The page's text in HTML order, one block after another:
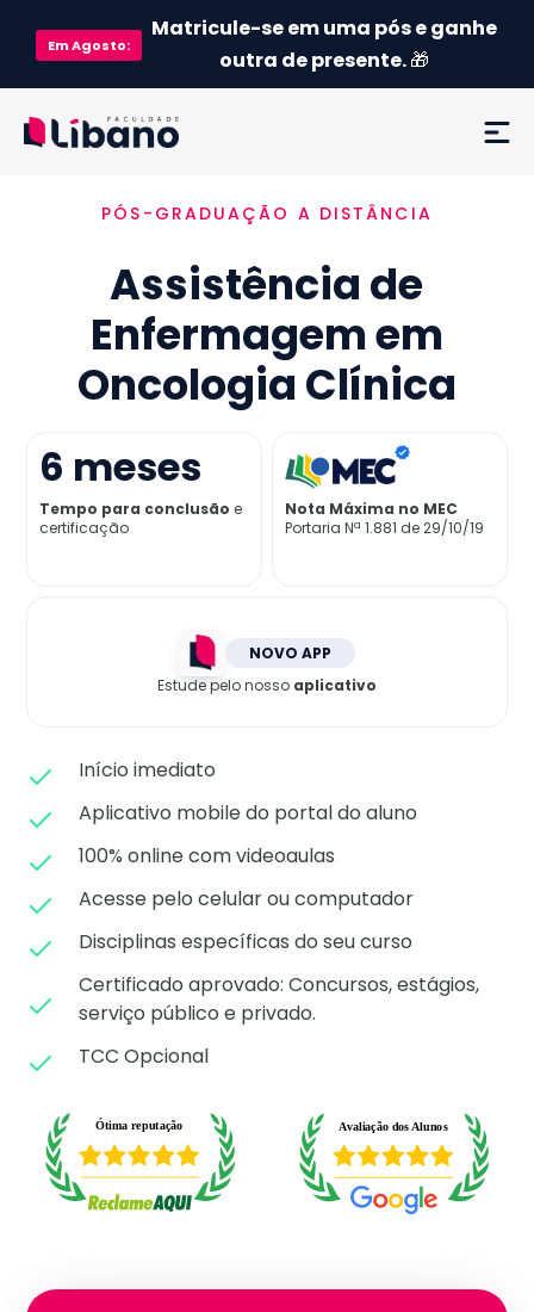
EmAgosto:
Matricule-se em uma pós e ganhe
outra de presente.🎁
Ementa
Como funciona
Credenciamento MEC
Já sou aluno
PÓS-GRADUAÇÃO A DISTÂNCIA
Assistência de
Enfermagem em
Oncologia Clínica
6 meses
Tempo para conclusão e
certificação
Nota Máxima no MEC
Portaria Nª 1.881 de 29/10/19
NOVO APP
Estude pelo nosso aplicativo
Início imediato
Aplicativo mobile do portal do aluno
100% online com videoaulas
Acesse pelo celular ou computador
Disciplinas específicas do seu curso
Certificado aprovado: Concursos, estágios,
serviço público e privado.
TCC Opcional